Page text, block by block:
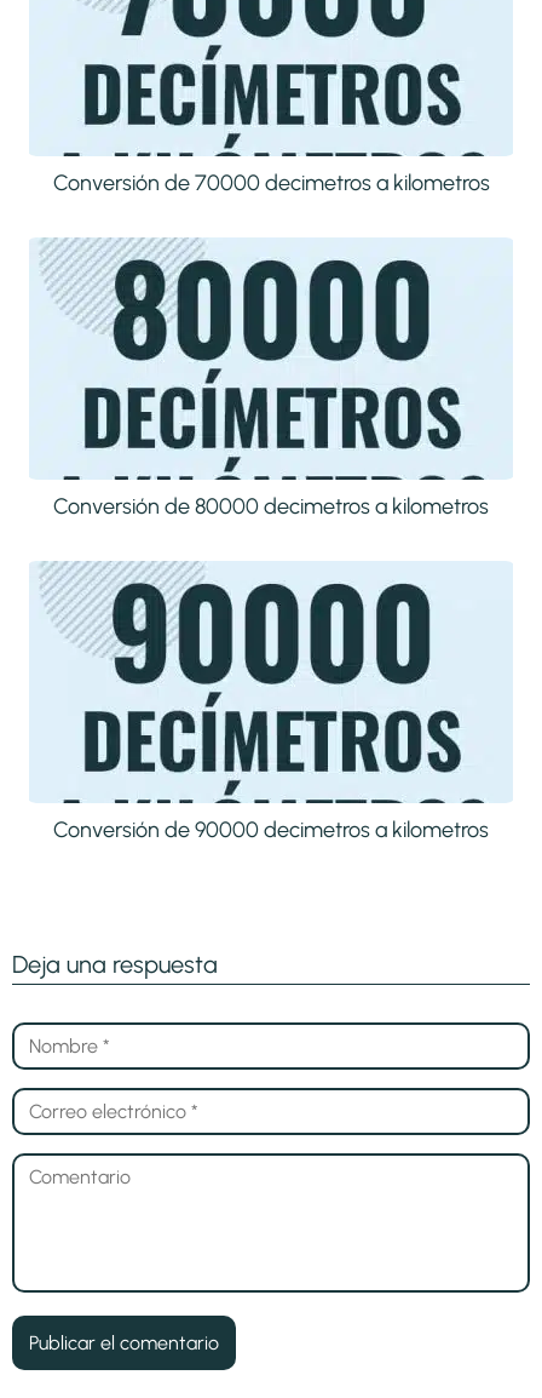
Conversión de 70000 decimetros a kilometros
Conversión de 80000 decimetros a kilometros
Conversión de 90000 decimetros a kilometros
Deja una respuesta